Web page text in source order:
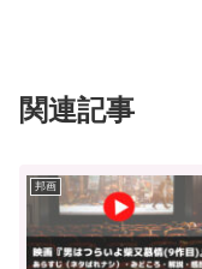
関連記事
邦画